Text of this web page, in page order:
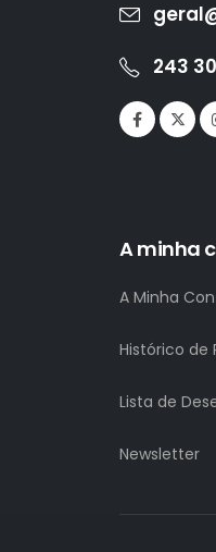
243
A minha
A Minha
Histórico de
Lista de
Newsletter